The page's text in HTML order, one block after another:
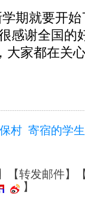
就要开始
感谢全国的
大家都在关
村 寄宿的学生
【转发邮件】
】